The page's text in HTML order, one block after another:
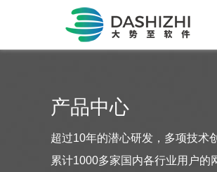
产品中心
超过10年的潜心研发，多项技术
累计1000多家国内各行业用户的